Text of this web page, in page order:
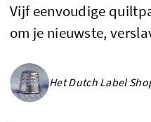
Vijf eenvoudige
om je nieuwste,
Het Dutch Label